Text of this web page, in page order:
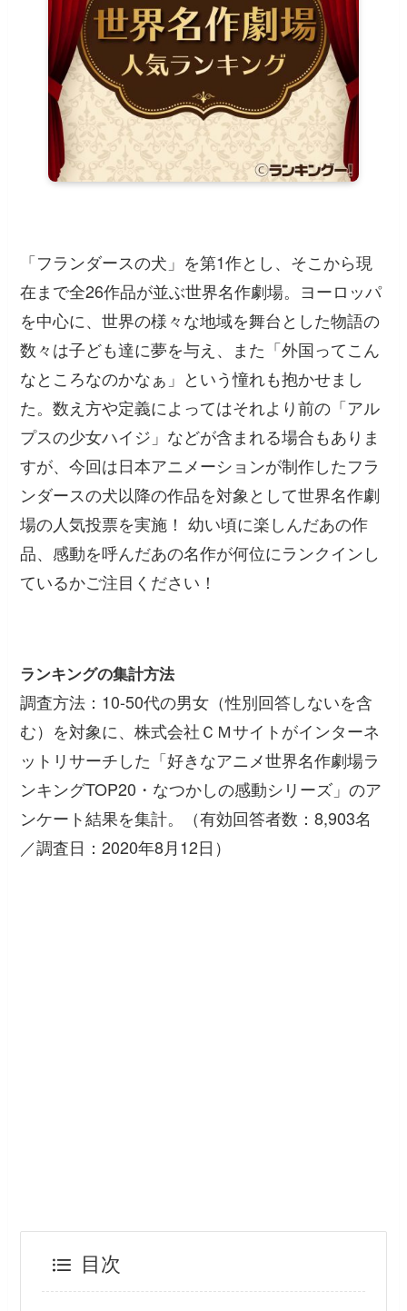
「フランダースの犬」を第1作とし、そこから現
在まで全26作品が並ぶ世界名作劇場。ヨーロッパ
を中心に、世界の様々な地域を舞台とした物語の
数々は子ども達に夢を与え、また「外国ってこん
なところなのかなぁ」という憧れも抱かせまし
た。数え方や定義によってはそれより前の「アル
プスの少女ハイジ」などが含まれる場合もありま
すが、今回は日本アニメーションが制作したフラ
ンダースの犬以降の作品を対象として世界名作劇
場の人気投票を実施！ 幼い頃に楽しんだあの作
品、感動を呼んだあの名作が何位にランクインし
ているかご注目ください！
ランキングの集計方法
調査方法：10-50代の男女（性別回答しないを含
む）を対象に、株式会社ＣＭサイトがインターネ
ットリサーチした「好きなアニメ世界名作劇場ラ
ンキングTOP20・なつかしの感動シリーズ」のア
ンケート結果を集計。（有効回答者数：8,903名
／調査日：2020年8月12日）
目次